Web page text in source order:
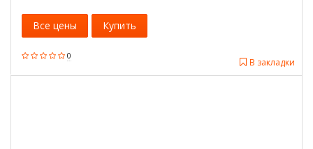
0
В закладки
Все цены Купить